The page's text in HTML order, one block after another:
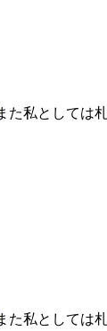
た私としては
た私としては